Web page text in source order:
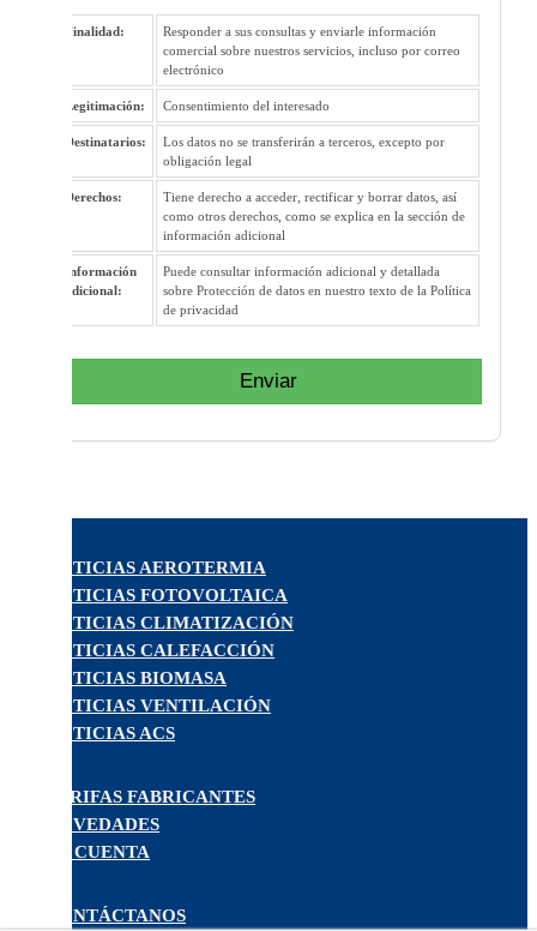
Finalidad:
Responder a sus consultas y enviarle información
comercial sobre nuestros servicios, incluso por correo
electrónico
Legitimación: Consentimiento del interesado
Destinatarios:
Los datos no se transferirán a terceros, excepto por
obligación legal
Derechos:
Tiene derecho a acceder, rectificar y borrar datos, así
como otros derechos, como se explica en la sección de
información adicional
Información
adicional:
Puede consultar información adicional y detallada
sobre Protección de datos en nuestro texto de la Política
de privacidad
Enviar
NOTICIAS AEROTERMIA
NOTICIAS FOTOVOLTAICA
NOTICIAS CLIMATIZACIÓN
NOTICIAS CALEFACCIÓN
NOTICIAS BIOMASA
NOTICIAS VENTILACIÓN
NOTICIAS ACS
TARIFAS FABRICANTES
NOVEDADES
MI CUENTA
CONTÁCTANOS